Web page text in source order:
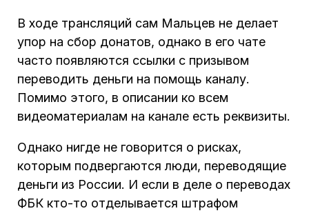
В ходе трансляций сам Мальцев не делает
упор на сбор донатов, однако в его чате
часто появляются ссылки с призывом
переводить деньги на помощь каналу.
Помимо этого, в описании ко всем
видеоматериалам на канале есть реквизиты.
Однако нигде не говорится о рисках,
которым подвергаются люди, переводящие
деньги из России. И если в деле о переводах
ФБК кто-то отделывается штрафом